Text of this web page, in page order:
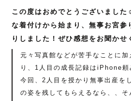
この度はおめでとうございまし
な着付けから始まり、無事お宮参
りしました！ぜひ感想をお聞か
元々写真館などが苦手なことに
り、1人目の成長記録はiPhone頼
今回、2人目を授かり無事出産を
の姿を残してもらえるなら、、そ